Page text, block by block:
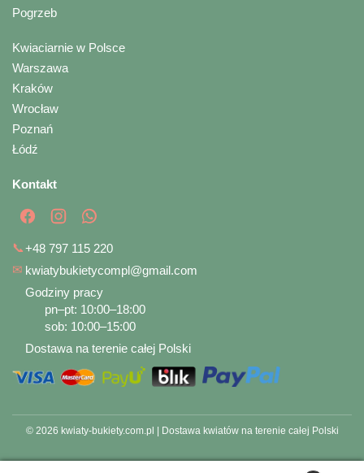
Pogrzeb
Kwiaciarnie w Polsce
Warszawa
Kraków
Wrocław
Poznań
Łódź
Kontakt
📞+48 797 115 220
✉ kwiatybukietycompl@gmail.com
Godziny pracy
pn–pt: 10:00–18:00
sob: 10:00–15:00
Dostawa na terenie całej Polski
© 2026 kwiaty-bukiety.com.pl | Dostawa kwiatów na terenie całej Polski